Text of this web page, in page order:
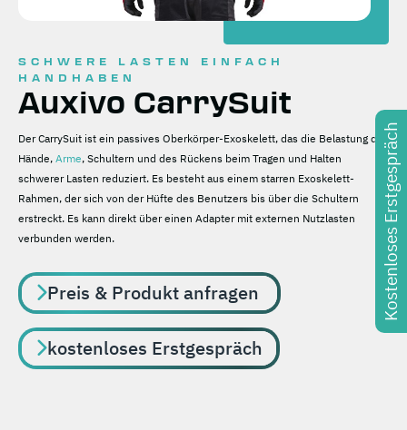
SCHWERE LASTEN EINFACH
HANDHABEN
Auxivo CarrySuit
Der CarrySuit ist ein passives Oberkörper-Exoskelett, das die Belastung der
Hände, Arme, Schultern und des Rückens beim Tragen und Halten
schwerer Lasten reduziert. Es besteht aus einem starren Exoskelett-
Rahmen, der sich von der Hüfte des Benutzers bis über die Schultern
erstreckt. Es kann direkt über einen Adapter mit externen Nutzlasten
verbunden werden.
Preis & Produkt anfragen
kostenloses Erstgespräch
Kostenloses Erstgespräch